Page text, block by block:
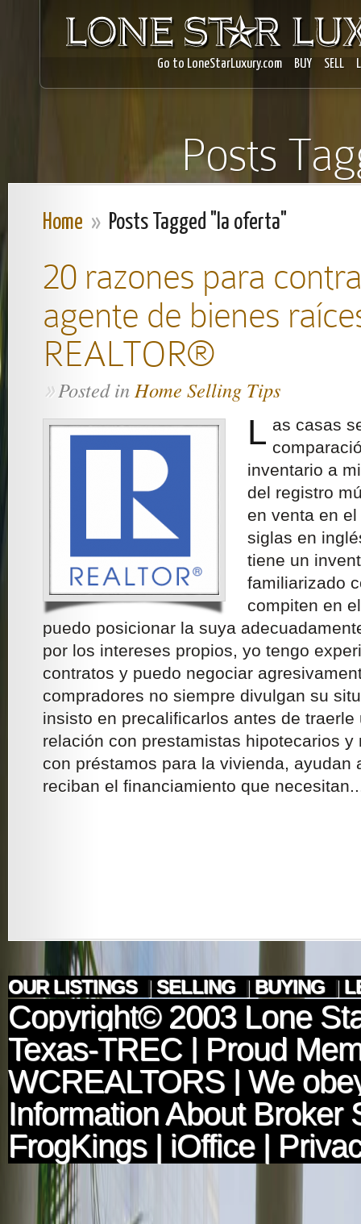
Go to LoneStarLuxury.com BUY SELL
Posts
Home » Posts Tagged "la oferta"
20 razones para
agente de bienes
REALTOR®
»Posted inHome Selling Tips
L as casas
inventario a
del registro
en venta en
siglas en
tiene un
familiarizado
compiten en
puedo posicionar la suya
por los intereses propios, yo tengo
contratos y puedo negociar
compradores no siempre divulgan su
insisto en precalificarlos antes de
relación con prestamistas hipotecarios y
con préstamos para la vivienda, ayudan
reciban el financiamiento que
OUR LISTINGS | SELLING | BUYING |
Copyright© 2003 Lone
Texas-TREC| Proud
WCREALTORS | We
Information About Broker
FrogKings| iOffice|